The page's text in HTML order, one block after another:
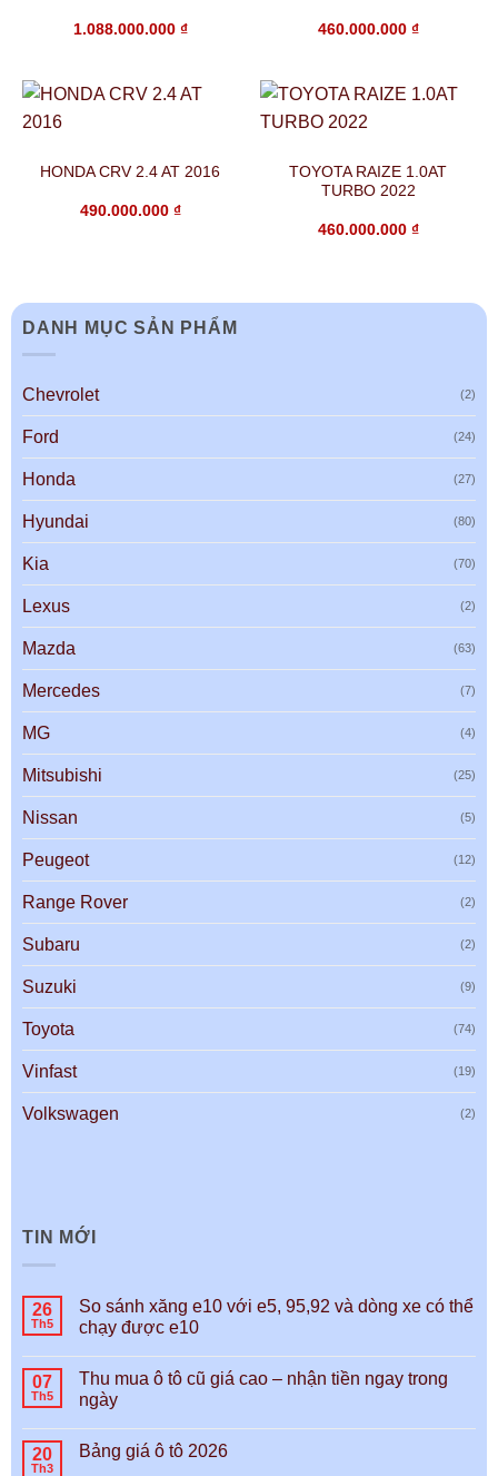
1.088.000.000 ₫ 460.000.000 ₫
HONDA CRV 2.4 AT 2016
490.000.000 ₫
TOYOTA RAIZE 1.0AT
TURBO 2022
460.000.000 ₫
DANH MỤC SẢN PHẨM
Chevrolet (2)
Ford (24)
Honda (27)
Hyundai (80)
Kia (70)
Lexus (2)
Mazda (63)
Mercedes (7)
MG (4)
Mitsubishi (25)
Nissan (5)
Peugeot (12)
Range Rover (2)
Subaru (2)
Suzuki (9)
Toyota (74)
Vinfast (19)
Volkswagen (2)
TIN MỚI
26
Th5
So sánh xăng e10 với e5, 95,92 và dòng xe có thể
chạy được e10
07
Th5
Thu mua ô tô cũ giá cao – nhận tiền ngay trong
ngày
20
Th3
Bảng giá ô tô 2026